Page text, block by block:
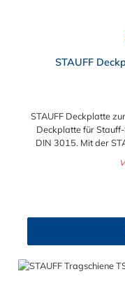
STAUFF
STAUFF Deckplatte
Deckplatte für
DIN 3015. Mit der